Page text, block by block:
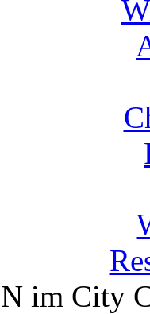
im City